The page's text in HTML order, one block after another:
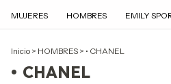
MUJERES HOMBRES EMILY
Inicio > HOMBRES > • CHANEL
• CHANEL